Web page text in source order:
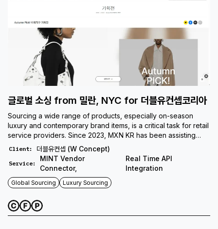
글로벌 소싱 from 밀란, NYC for 더블유컨셉코리아
Sourcing a wide range of products, especially on-season
luxury and contemporary brand items, is a critical task for retail
service providers. Since 2023, MXN KR has been assisting
Wconcept.co.kr with its global sourcing. Through MXN KR, the
client has been able to offer its customers over 200,000
products from more than 1,000 key brands. Leveraging MXN’s
hubs in Milan and New York, products that have undergone
meticulous verification are directly fulfilled to Wconcept’s
databases from various retail service brands in Europe and the
US to continue contributing to the client’s global sourcing
Client: 더블유컨셉 (W Concept)
Service:
MINT Vendor
Connector,
Real Time API
Integration
Global Sourcing Luxury Sourcing